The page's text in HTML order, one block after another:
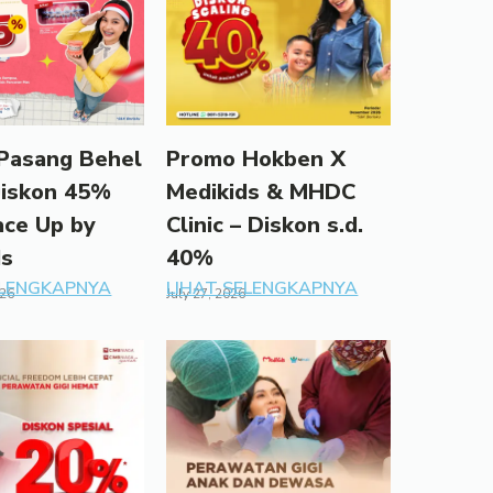
Behel
45%
Up by
Promo Hokben X
Medikids & MHDC
Clinic – Diskon s.d.
40%
July 27, 2026
LIHAT SELENGKAPNYA